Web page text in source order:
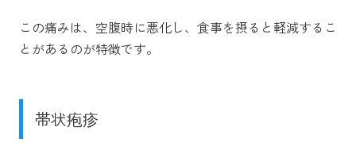
この痛みは、空腹時に悪化し、食事を摂ると軽減するこ
とがあるのが特徴です。
帯状疱疹